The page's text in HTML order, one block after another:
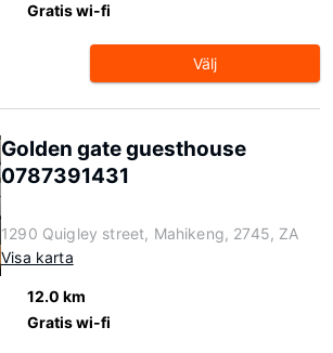
Gratis wi-fi
Välj
Golden gate guesthouse
0787391431
1290 Quigley street, Mahikeng, 2745, ZA
Visa karta
12.0 km
Gratis wi-fi